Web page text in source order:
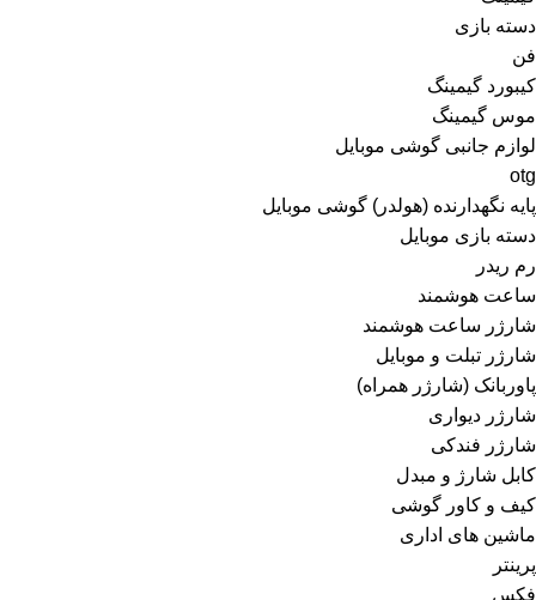
دسته بازی
فن
کیبورد گیمینگ
موس گیمینگ
لوازم جانبی گوشی موبایل
otg
پایه نگهدارنده (هولدر) گوشی موبایل
دسته بازی موبایل
رم ریدر
ساعت هوشمند
شارژر ساعت هوشمند
شارژر تبلت و موبایل
پاوربانک (شارژر همراه)
شارژر دیواری
شارژر فندکی
کابل شارژ و مبدل
کیف و کاور گوشی
ماشین های اداری
پرینتر
فکس